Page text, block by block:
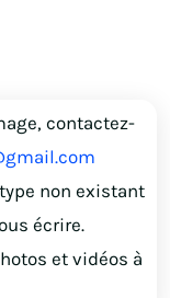
contactez-
non existant
écrire.
et vidéos à